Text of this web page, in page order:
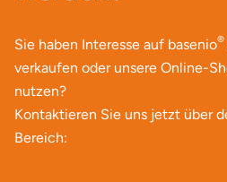
Sie haben Interesse auf basenio®
verkaufen oder unsere Online-
nutzen?
Kontaktieren Sie uns jetzt über
Bereich:
Odenwald
Oder-Spree
Oldenburg